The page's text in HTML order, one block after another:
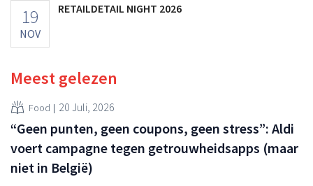
19
NOV
RETAILDETAIL NIGHT 2026
Meest gelezen
Food 20 Juli, 2026
“Geen punten, geen coupons, geen stress”: Aldi
voert campagne tegen getrouwheidsapps (maar
niet in België)